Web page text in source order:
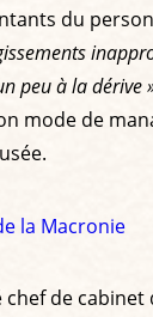
du
peu à la dérive
mode de
la Macronie
de cabinet